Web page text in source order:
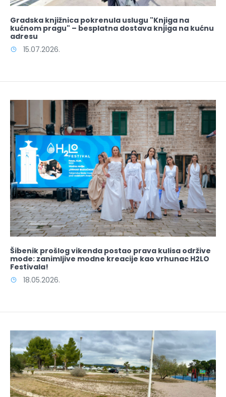
Gradska knjižnica pokrenula uslugu "Knjiga na
kućnom pragu" – besplatna dostava knjiga na kućnu
adresu
15.07.2026.
Šibenik prošlog vikenda postao prava kulisa održive
mode: zanimljive modne kreacije kao vrhunac H2LO
Festivala!
18.05.2026.